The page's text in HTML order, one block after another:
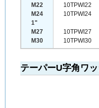
M22
M24
1"
M27
M30
10TPWI22
10TPWI24
10TPWI27
10TPWI30
テーパーU字角ワ